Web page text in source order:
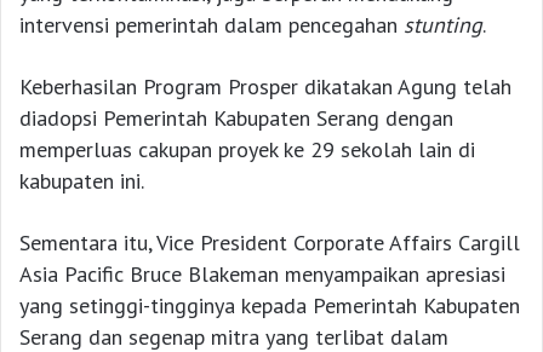
intervensi pemerintah dalam pencegahan stunting.
Keberhasilan Program Prosper dikatakan Agung telah
diadopsi Pemerintah Kabupaten Serang dengan
memperluas cakupan proyek ke 29 sekolah lain di
kabupaten ini.
Sementara itu, Vice President Corporate Affairs Cargill
Asia Pacific Bruce Blakeman menyampaikan apresiasi
yang setinggi-tingginya kepada Pemerintah Kabupaten
Serang dan segenap mitra yang terlibat dalam